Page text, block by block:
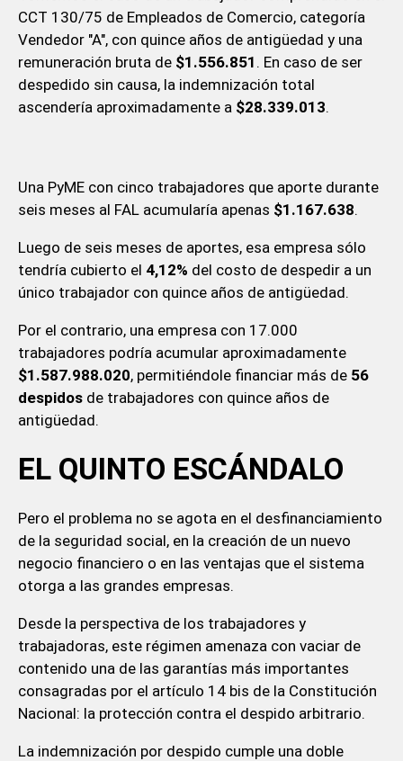
CCT 130/75 de Empleados de Comercio, categoría
Vendedor "A", con quince años de antigüedad y una
remuneración bruta de $1.556.851 . En caso de ser
despedido sin causa, la indemnización total
ascendería aproximadamente a $28.339.013.
Una PyME con cinco trabajadores que aporte durante
seis meses al FAL acumularía apenas $1.167.638.
Luego de seis meses de aportes, esa empresa sólo
tendría cubierto el 4,12% del costo de despedir a un
único trabajador con quince años de antigüedad.
Por el contrario, una empresa con 17.000
trabajadores podría acumular aproximadamente
$1.587.988.020, permitiéndole financiar más de 56
despidosde trabajadores con quince años de
antigüedad.
EL QUINTO ESCÁNDALO
Pero el problema no se agota en el desfinanciamiento
de la seguridad social, en la creación de un nuevo
negocio financiero o en las ventajas que el sistema
otorga a las grandes empresas.
Desde la perspectiva de los trabajadores y
trabajadoras, este régimen amenaza con vaciar de
contenido una de las garantías más importantes
consagradas por el artículo 14 bis de la Constitución
Nacional: la protección contra el despido arbitrario.
La indemnización por despido cumple una doble